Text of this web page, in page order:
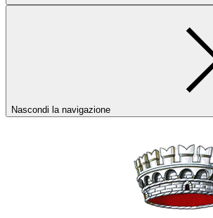
Nascondi la navigazione